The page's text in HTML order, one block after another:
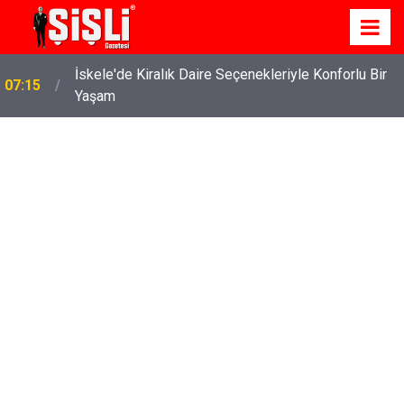
07:15
İskele'de Kiralık Daire Seçenekleriyle Konforlu Bir
Yaşam